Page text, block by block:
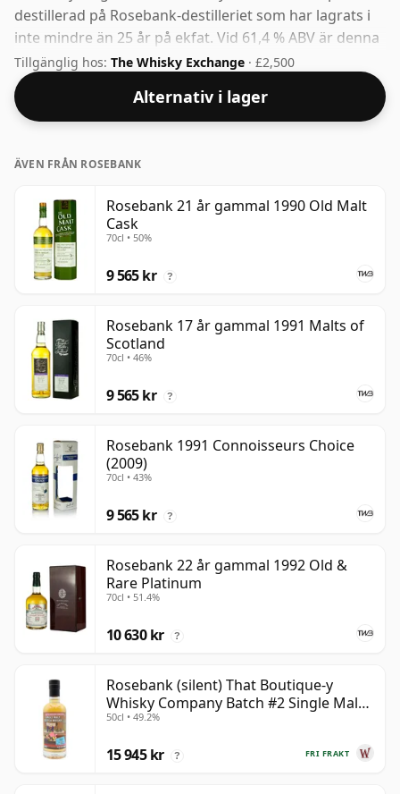
destillerad på Rosebank-destilleriet som har lagrats i
inte mindre än 25 år på ekfat. Vid 61,4 % ABV är denna
alkoholhalt mer än acceptabel. Buteljerat i
standardutgåvans storlek på 70cl.
Tillgänglig hos: The Whisky Exchange · £2,500
Alternativ i lager
ÄVEN FRÅN ROSEBANK
Rosebank 21 år gammal 1990 Old Malt
Cask
70cl • 50%
9 565 kr ?
Rosebank 17 år gammal 1991 Malts of
Scotland
70cl • 46%
9 565 kr ?
Rosebank 1991 Connoisseurs Choice
(2009)
70cl • 43%
9 565 kr ?
Rosebank 22 år gammal 1992 Old &
Rare Platinum
70cl • 51.4%
10 630 kr ?
Rosebank (silent) That Boutique-y
Whisky Company Batch #2 Single Mal
28 år gammal
50cl • 49.2%
FRI FRAKT
15 945 kr ?